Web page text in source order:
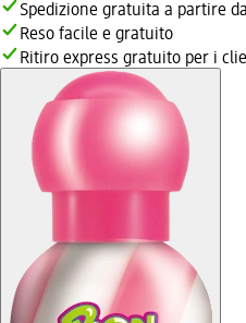
Spedizione gratuita a partire
Reso facile e gratuito
Ritiro express gratuito per i